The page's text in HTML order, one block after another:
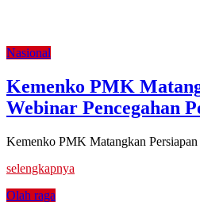
Nasional
Kemenko PMK
Webinar Pencegahan
Kemenko PMK Matangkan Persiapan
selengkapnya
Olah raga